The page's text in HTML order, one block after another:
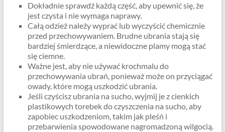
Dokładnie sprawdź każdą część, aby upewnić się, że
jest czysta i nie wymaga naprawy.
Całą odzież należy wyprać lub wyczyścić chemicznie
przed przechowywaniem. Brudne ubrania stają się
bardziej śmierdzące, a niewidoczne plamy mogą stać
się ciemne.
Ważne jest, aby nie używać krochmalu do
przechowywania ubrań, ponieważ może on przyciągać
owady, które mogą uszkodzić ubrania.
Jeśli czyścisz ubrania na sucho, wyjmij je z cienkich
plastikowych torebek do czyszczenia na sucho, aby
zapobiec uszkodzeniom, takim jak pleśń i
przebarwienia spowodowane nagromadzoną wilgocią.